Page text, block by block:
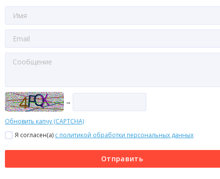
→
Обновить капчу (CAPTCHA)
Я согласен(a) с политикой обработки персональных данных
Отправить